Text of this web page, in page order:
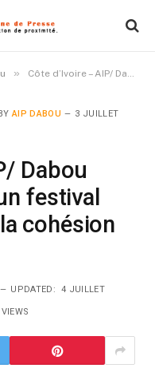
» Côte d’Ivoire – AIP/ Dabou accueille en août un festival pour promouvoir la cohésion sociale et la paix
AIP DABOU 3 JUILLET
Dabou
festival
cohésion
UPDATED: 4 JUILLET
VIEWS